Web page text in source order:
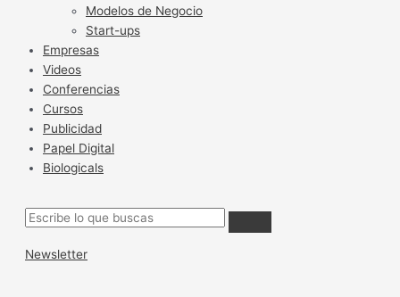
Modelos de Negocio
Start-ups
Empresas
Videos
Conferencias
Cursos
Publicidad
Papel Digital
Biologicals
Newsletter